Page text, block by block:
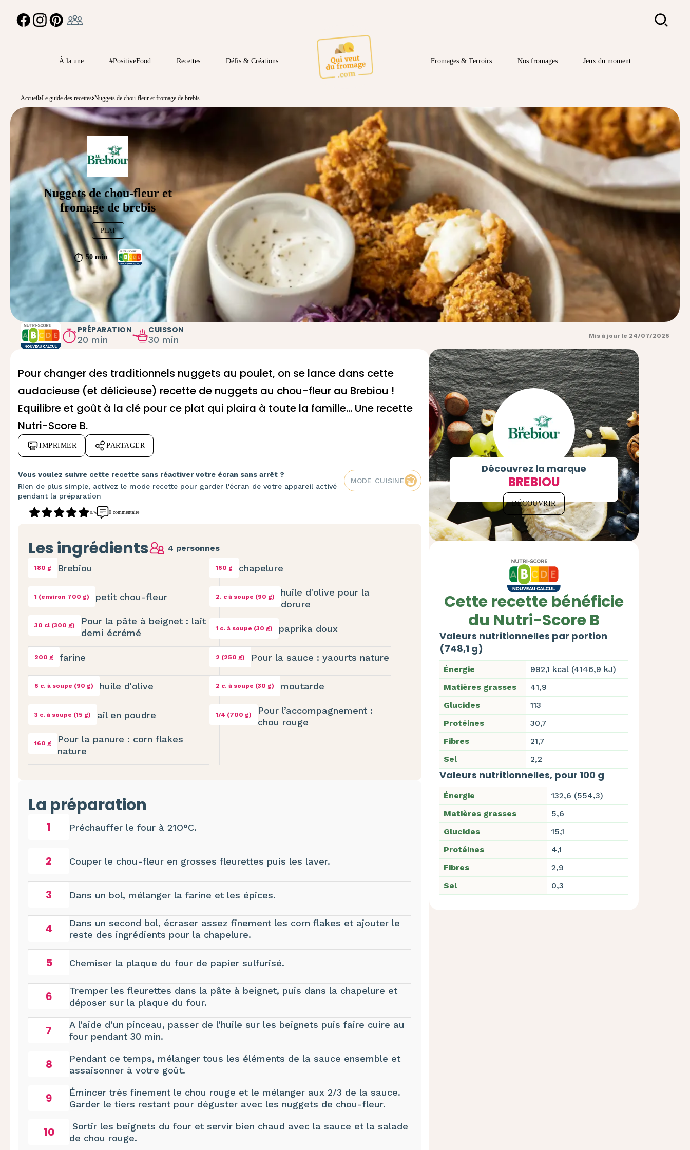
FACEBOOKINSTAGRAMPINTEREST Rechercher
À la une #PositiveFood Recettes Défis & Créations Fromages & Terroirs Nos fromages Jeux du moment
Accueil Le guide des recettes Nuggets de chou-fleur et fromage de brebis
Nuggets de chou-fleur et
fromage de brebis
PLAT
50 min
PRÉPARATION
20 min
CUISSON
30 min Mis à jour le 24/07/2026
Pour changer des traditionnels nuggets au poulet, on se lance dans cette
audacieuse (et délicieuse) recette de nuggets au chou-fleur au Brebiou !
Equilibre et goût à la clé pour ce plat qui plaira à toute la famille... Une recette
Nutri-Score B.
IMPRIMER PARTAGER
Vous voulez suivre cette recette sans réactiver votre écran sans arrêt ?
Rien de plus simple, activez le mode recette pour garder l'écran de votre appareil activé
pendant la préparation
MODE CUISINE
0/5 0 commentaire
Les ingrédients 4 personnes
180 g Brebiou
1 (environ 700 g) petit chou-fleur
30 cl (300 g)
Pour la pâte à beignet : lait
demi écrémé
200 g farine
6 c. à soupe (90 g) huile d'olive
3 c. à soupe (15 g) ail en poudre
160 g
Pour la panure : corn flakes
nature
160 g chapelure
2. c à soupe (90 g)
huile d'olive pour la
dorure
1 c. à soupe (30 g) paprika doux
2 (250 g) Pour la sauce : yaourts nature
2 c. à soupe (30 g) moutarde
1/4 (700 g)
Pour l’accompagnement :
chou rouge
La préparation
1 Préchauffer le four à 21O°C.
2 Couper le chou-fleur en grosses fleurettes puis les laver.
3 Dans un bol, mélanger la farine et les épices.
4
Dans un second bol, écraser assez finement les corn flakes et ajouter le
reste des ingrédients pour la chapelure.
5 Chemiser la plaque du four de papier sulfurisé.
6
Tremper les fleurettes dans la pâte à beignet, puis dans la chapelure et
déposer sur la plaque du four.
7
A l’aide d’un pinceau, passer de l’huile sur les beignets puis faire cuire au
four pendant 30 min.
8
Pendant ce temps, mélanger tous les éléments de la sauce ensemble et
assaisonner à votre goût.
9
Émincer très finement le chou rouge et le mélanger aux 2/3 de la sauce.
Garder le tiers restant pour déguster avec les nuggets de chou-fleur.
10
Sortir les beignets du four et servir bien chaud avec la sauce et la salade
de chou rouge.
Découvrez la marque
BREBIOU
DÉCOUVRIR
Cette recette bénéficie
du Nutri-Score B
Valeurs nutritionnelles par portion
(748,1 g)
Énergie
992,1 kcal (4146,9 kJ)
Matières grasses
41,9
Glucides
113
Protéines
30,7
Fibres
21,7
Sel
2,2
Valeurs nutritionnelles, pour 100 g
Énergie
132,6 (554,3)
Matières grasses
5,6
Glucides
15,1
Protéines
4,1
Fibres
2,9
Sel
0,3